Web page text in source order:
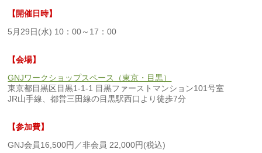
【開催日時】
5月29日(水) 10：00～17：00
【会場】
GNJワークショップスペース（東京・目黒）
東京都目黒区目黒1-1-1 目黒ファーストマンション101号室
JR山手線、都営三田線の目黒駅西口より徒歩7分
【参加費】
GNJ会員16,500円／非会員 22,000円(税込)